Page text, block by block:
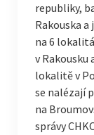
republiky,
Rakouska
na 6
v Rakousku
lokalitě v
se nalézají
na
správy